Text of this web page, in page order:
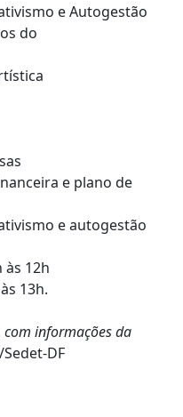
e Autogestão
do
e plano de
e autogestão
12h
13h.
com informações da
DF